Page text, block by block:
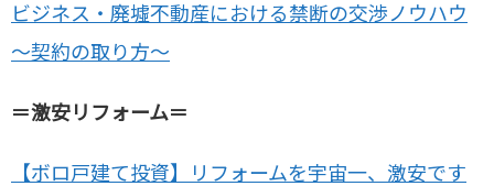
ビジネス・廃墟不動産における禁断の交渉ノウハウ
～契約の取り方～
＝激安リフォーム＝
【ボロ戸建て投資】リフォームを宇宙一、激安です